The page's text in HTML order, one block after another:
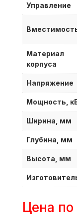
Управление
Материал
корпуса
Напряжение
Мощность,
Ширина, мм
Глубина, мм
Высота, мм
Цена по